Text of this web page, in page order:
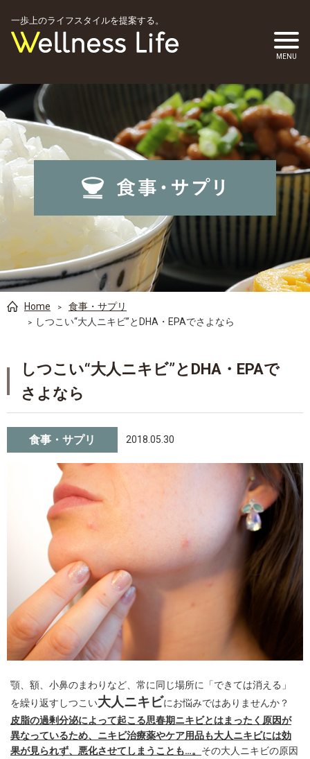
一歩上のライフスタイルを提案する。
Home
食事・サプリ
しつこい“大人ニキビ”とDHA・EPAでさよなら
しつこい“大人ニキビ”とDHA・EPAで
さよなら
食事・サプリ 2018.05.30
顎、額、小鼻のまわりなど、常に同じ場所に「できては消える」
を繰り返すしつこい大人ニキビにお悩みではありませんか？
皮脂の過剰分泌によって起こる思春期ニキビとはまったく原因が
異なっているため、ニキビ治療薬やケア用品も大人ニキビには効
果が見られず、悪化させてしまうことも…。 その大人ニキビの原因